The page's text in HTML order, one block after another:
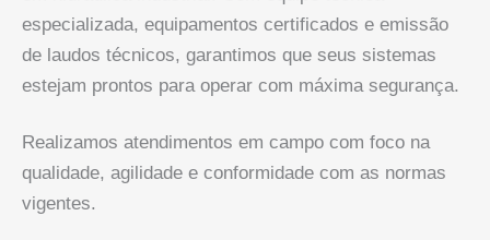
especializada, equipamentos certificados e emissão
de laudos técnicos, garantimos que seus sistemas
estejam prontos para operar com máxima segurança.
Realizamos atendimentos em campo com foco na
qualidade, agilidade e conformidade com as normas
vigentes.